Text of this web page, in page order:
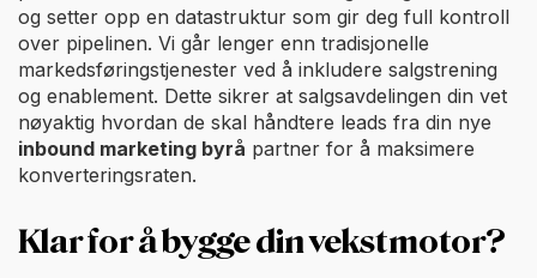
og setter opp en datastruktur som gir deg full kontroll
over pipelinen. Vi går lenger enn tradisjonelle
markedsføringstjenester ved å inkludere salgstrening
og enablement. Dette sikrer at salgsavdelingen din vet
nøyaktig hvordan de skal håndtere leads fra din nye
inbound marketing byrå partner for å maksimere
konverteringsraten.
Klar for å bygge din vekstmotor?